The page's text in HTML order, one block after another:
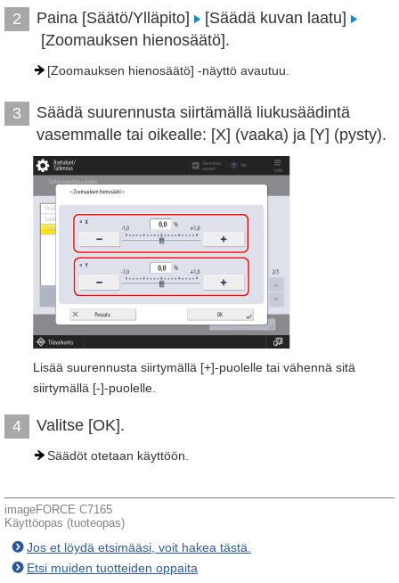
2 Paina [Säätö/Ylläpito]
[Säädä kuvan laatu]
[Zoomauksen hienosäätö].
[Zoomauksen hienosäätö] -näyttö avautuu.
3
Säädä suurennusta siirtämällä liukusäädintä
vasemmalle tai oikealle: [X] (vaaka) ja [Y] (pysty).
Lisää suurennusta siirtymällä [+]-puolelle tai vähennä sitä
siirtymällä [-]-puolelle.
4 Valitse [OK].
Säädöt otetaan käyttöön.
imageFORCE C7165
Käyttöopas (tuoteopas)
Jos et löydä etsimääsi, voit hakea tästä.
Etsi muiden tuotteiden oppaita